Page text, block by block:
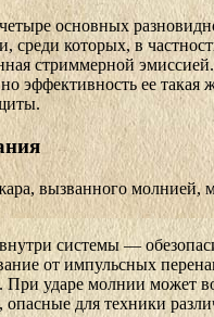
основных
среди которых, в
стриммерной
эффективность ее такая
вызванного молнией,
системы —
от импульсных
При ударе молнии может
опасные для техники